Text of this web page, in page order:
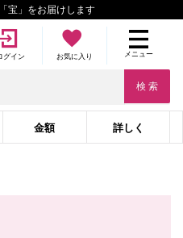
宝」をお届けします
検 索
グイン お気に入り メニュー
金額 詳しく